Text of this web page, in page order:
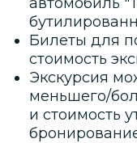
Билеты для
стоимость
Экскурсия
меньшего/
и стоимость